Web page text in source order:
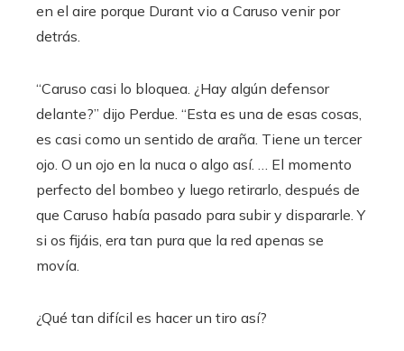
en el aire porque Durant vio a Caruso venir por
detrás.
“Caruso casi lo bloquea. ¿Hay algún defensor
delante?” dijo Perdue. “Esta es una de esas cosas,
es casi como un sentido de araña. Tiene un tercer
ojo. O un ojo en la nuca o algo así. … El momento
perfecto del bombeo y luego retirarlo, después de
que Caruso había pasado para subir y dispararle. Y
si os fijáis, era tan pura que la red apenas se
movía.
¿Qué tan difícil es hacer un tiro así?